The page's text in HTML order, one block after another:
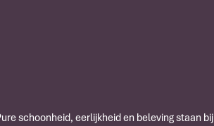
schoonheid, eerlijkheid en beleving staan